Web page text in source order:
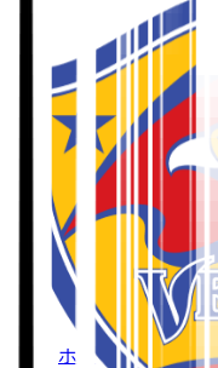
ホーム
>